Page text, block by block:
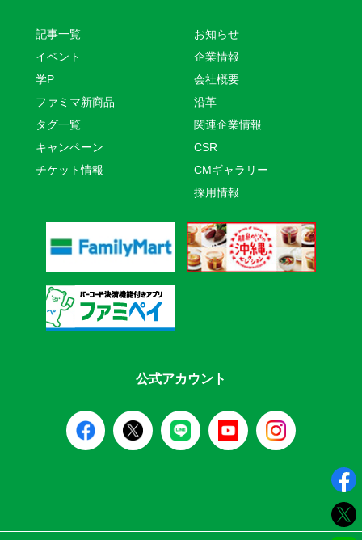
記事一覧
イベント
学P
ファミマ新商品
タグ一覧
キャンペーン
チケット情報
お知らせ
企業情報
会社概要
沿革
関連企業情報
CSR
CMギャラリー
採用情報
公式アカウント